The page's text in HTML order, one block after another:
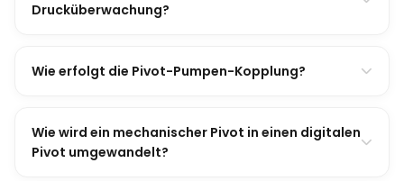
Drucküberwachung?
Wie erfolgt die Pivot-Pumpen-Kopplung?
Wie wird ein mechanischer Pivot in einen digitalen
Pivot umgewandelt?